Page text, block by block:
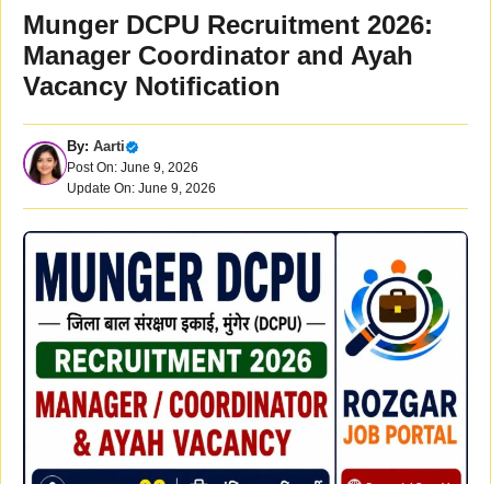
Munger DCPU Recruitment 2026:
Manager Coordinator and Ayah
Vacancy Notification
By: Aarti
Post On: June 9, 2026
Update On: June 9, 2026